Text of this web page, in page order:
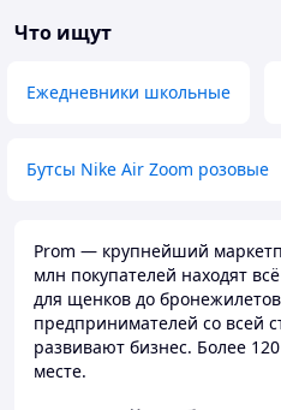
Что ищут
Ежедневники школьные
Бутсы Nike Air Zoom розовые
Prom — крупнейший
млн покупателей находят
для щенков до
предпринимателей со всей
развивают бизнес. Более
месте.